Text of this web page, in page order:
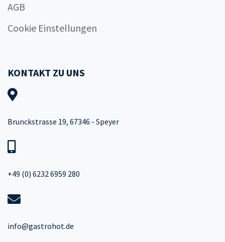
AGB
Cookie Einstellungen
KONTAKT ZU UNS
Brunckstrasse 19, 67346 - Speyer
+49 (0) 6232 6959 280
info@gastrohot.de